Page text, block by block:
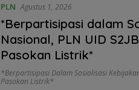
PLN Agustus 1, 2026
*Berpartisipasi dalam
Nasional, PLN UID
Pasokan Listrik*
*Berpartisipasi Dalam Sosialisasi
Pasokan Listrik*